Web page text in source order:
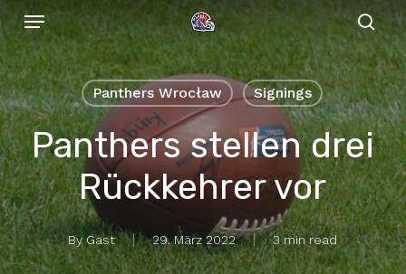
Skip
to
main
content
Menu
Panthers Wrocław Signings
Panthers stellen drei
Rückkehrer vor
By Gast 29. März 2022 3 min read